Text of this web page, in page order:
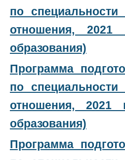
по
отношения,
образования)
Программа
по
отношения, 2021
образования)
Программа